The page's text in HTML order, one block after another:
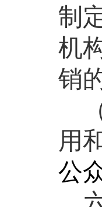
制
机
销
用
公